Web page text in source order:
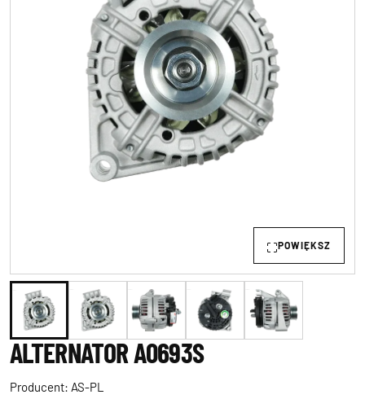
POWIĘKSZ
ALTERNATOR A0693S
Producent: AS-PL